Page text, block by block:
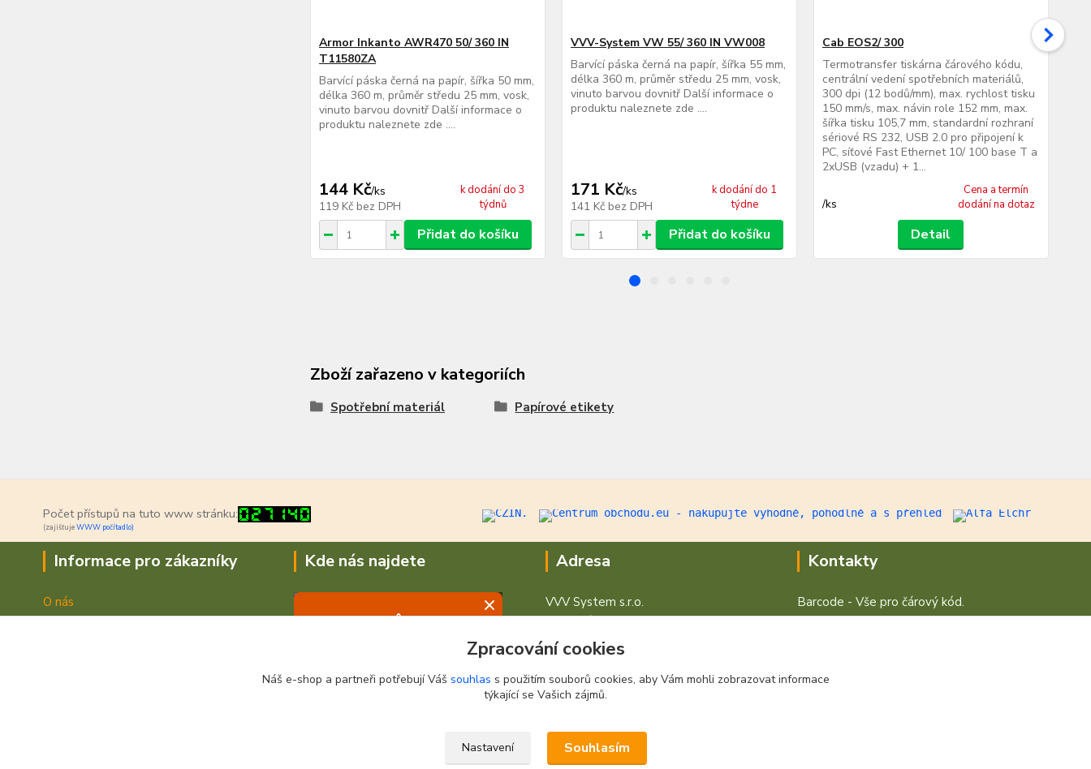
Armor Inkanto AWR470 50/ 360 IN
T11580ZA
Barvící páska černá na papír, šířka 50 mm,
délka 360 m, průměr středu 25 mm, vosk,
vinuto barvou dovnitř Další informace o
produktu naleznete zde ....
144 Kč/ks
119 Kč bez DPH
k dodání do 3
týdnů
Přidat do košíku
VVV-System VW 55/ 360 IN VW008
Barvící páska černá na papír, šířka 55 mm,
délka 360 m, průměr středu 25 mm, vosk,
vinuto barvou dovnitř Další informace o
produktu naleznete zde ....
171 Kč/ks
141 Kč bez DPH
k dodání do 1
týdne
Přidat do košíku
Cab EOS2/ 300
Termotransfer tiskárna čárového kódu,
centrální vedení spotřebních materiálů,
300 dpi (12 bodů/mm), max. rychlost tisku
150 mm/s, max. návin role 152 mm, max.
šířka tisku 105,7 mm, standardní rozhraní
sériové RS 232, USB 2.0 pro připojení k
PC, síťové Fast Ethernet 10/ 100 base T a
2xUSB (vzadu) + 1...
/ks
Cena a termín
dodání na dotaz
Detail
Zboží zařazeno v kategoriích
Spotřební materiál Papírové etikety
Počet přístupů na tuto www stránku:
(zajišťujeWWW počítadlo)
Informace pro zákazníky
O nás
Jak nakupovat
Kde nás najdete Adresa
VVV System s.r.o.
V Podhájí 776/ 30
400 01 Ústí nad Labem
Kontakty
Barcode - Vše pro čárový kód.
Zpracování cookies
Náš e-shop a partneři potřebují Váš souhlas s použitím souborů cookies, aby Vám mohli zobrazovat informace
týkající se Vašich zájmů.
Nastavení Souhlasím